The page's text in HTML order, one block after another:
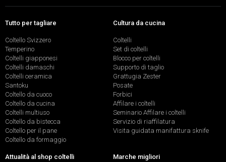
Tutto per tagliare
Coltello Svizzero
Temperino
Coltelli giapponesi
Coltelli damaschi
Coltelli ceramica
Santoku
Coltello da cuoco
Coltello da cucina
Coltelli multiuso
Coltello da bistecca
Coltello per il pane
Coltello da formaggio
Cultura da cucina
Coltelli
Set di coltelli
Blocco per coltelli
Supporto di taglio
Grattugia Zester
Posate
Forbici
Affilare i coltelli
Seminario Affilare i coltelli
Servizio di riaffilatura
Visita guidata manifattura sknife
Attualità al shop coltelli Marche migliori